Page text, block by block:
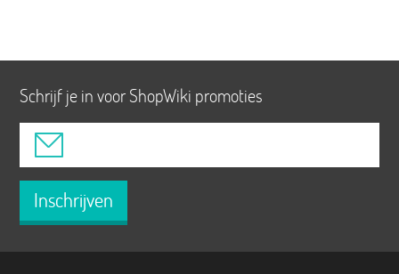
Schrijf je in voor ShopWiki promoties
Inschrijven